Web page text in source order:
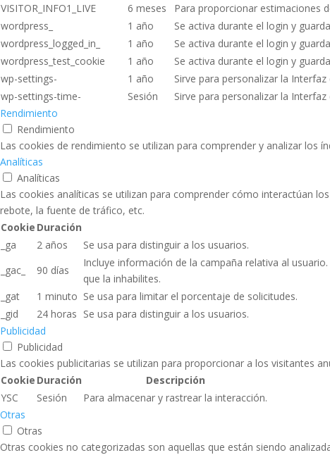
VISITOR_INFO1_LIVE
6 meses
Para proporcionar estimaciones
wordpress_
1 año
Se activa durante el login y
wordpress_logged_in_
1 año
Se activa durante el login y
wordpress_test_cookie
1 año
Se activa durante el login y
wp-settings-
1 año
Sirve para personalizar la Interfaz
wp-settings-time-
Sesión
Sirve para personalizar la Interfaz
Rendimiento
Rendimiento
Las cookies de rendimiento se utilizan para comprender y analizar los
Analíticas
Analíticas
Las cookies analíticas se utilizan para comprender cómo interactúan
rebote, la fuente de tráfico, etc.
Cookie Duración
_ga
2 años
Se usa para distinguir a los usuarios.
_gac_
90 días
Incluye información de la campaña relativa al
que la inhabilites.
_gat
1 minuto Se usa para limitar el porcentaje de solicitudes.
_gid
24 horas Se usa para distinguir a los usuarios.
Publicidad
Publicidad
Las cookies publicitarias se utilizan para proporcionar a los visitantes
Cookie Duración
Descripción
YSC
Sesión
Para almacenar y rastrear la interacción.
Otras
Otras
Otras cookies no categorizadas son aquellas que están siendo